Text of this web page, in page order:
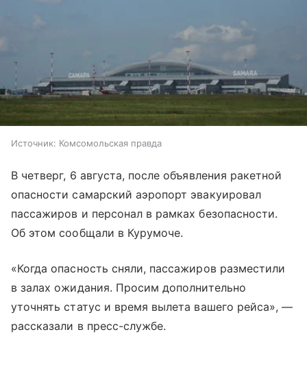
Источник: Комсомольская правда
В четверг, 6 августа, после объявления ракетной
опасности самарский аэропорт эвакуировал
пассажиров и персонал в рамках безопасности.
Об этом сообщали в Курумоче.
«Когда опасность сняли, пассажиров разместили
в залах ожидания. Просим дополнительно
уточнять статус и время вылета вашего рейса», —
рассказали в пресс-службе.